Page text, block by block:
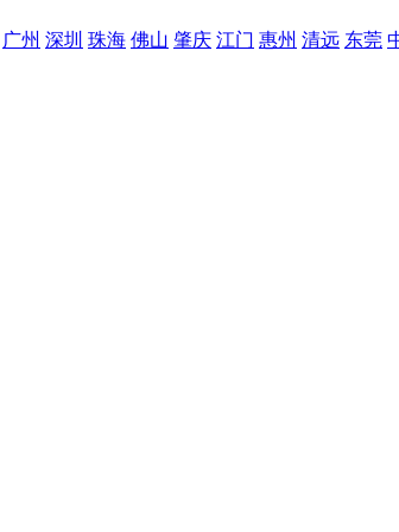
广州 深圳 珠海 佛山 肇庆 江门 惠州 清远 东莞